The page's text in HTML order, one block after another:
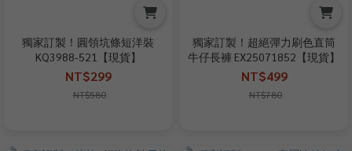
獨家訂製！圓領坑條短洋裝
KQ3988-521【現貨】
NT$299
NT$580
獨家訂製！超絕彈力刷色直筒
牛仔長褲 EX25071852【現貨】
NT$499
NT$780